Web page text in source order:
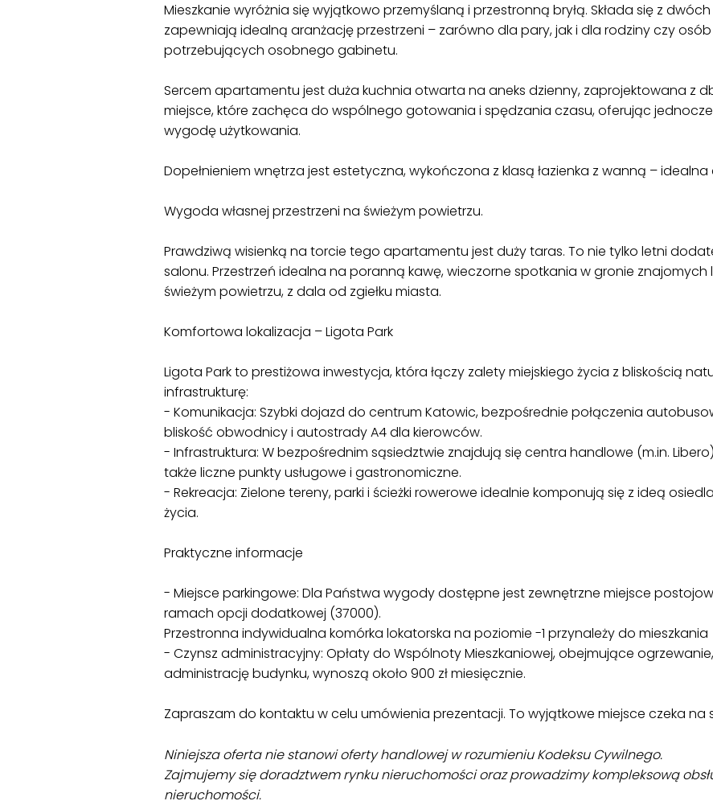
Mieszkanie wyróżnia się wyjątkowo przemyślaną i przestronną bryłą. Składa się z
zapewniają idealną aranżację przestrzeni – zarówno dla pary, jak i dla rodziny czy
potrzebujących osobnego gabinetu.
Sercem apartamentu jest duża kuchnia otwarta na aneks dzienny, zaprojektowana z
miejsce, które zachęca do wspólnego gotowania i spędzania czasu, oferując
wygodę użytkowania.
Dopełnieniem wnętrza jest estetyczna, wykończona z klasą łazienka z wanną –
Wygoda własnej przestrzeni na świeżym powietrzu.
Prawdziwą wisienką na torcie tego apartamentu jest duży taras. To nie tylko letni
salonu. Przestrzeń idealna na poranną kawę, wieczorne spotkania w gronie
świeżym powietrzu, z dala od zgiełku miasta.
Komfortowa lokalizacja – Ligota Park
Ligota Park to prestiżowa inwestycja, która łączy zalety miejskiego życia z bliskością
infrastrukturę:
- Komunikacja: Szybki dojazd do centrum Katowic, bezpośrednie połączenia
bliskość obwodnicy i autostrady A4 dla kierowców.
- Infrastruktura: W bezpośrednim sąsiedztwie znajdują się centra handlowe (m.in. Libero),
także liczne punkty usługowe i gastronomiczne.
- Rekreacja: Zielone tereny, parki i ścieżki rowerowe idealnie komponują się z ideą
życia.
Praktyczne informacje
- Miejsce parkingowe: Dla Państwa wygody dostępne jest zewnętrzne miejsce
ramach opcji dodatkowej (37000).
Przestronna indywidualna komórka lokatorska na poziomie -1 przynależy do mieszkania
- Czynsz administracyjny: Opłaty do Wspólnoty Mieszkaniowej, obejmujące
administrację budynku, wynoszą około 900 zł miesięcznie.
Zapraszam do kontaktu w celu umówienia prezentacji. To wyjątkowe miejsce czeka na
Niniejsza oferta nie stanowi oferty handlowej w rozumieniu Kodeksu Cywilnego.
Zajmujemy się doradztwem rynku nieruchomości oraz prowadzimy kompleksową
nieruchomości.